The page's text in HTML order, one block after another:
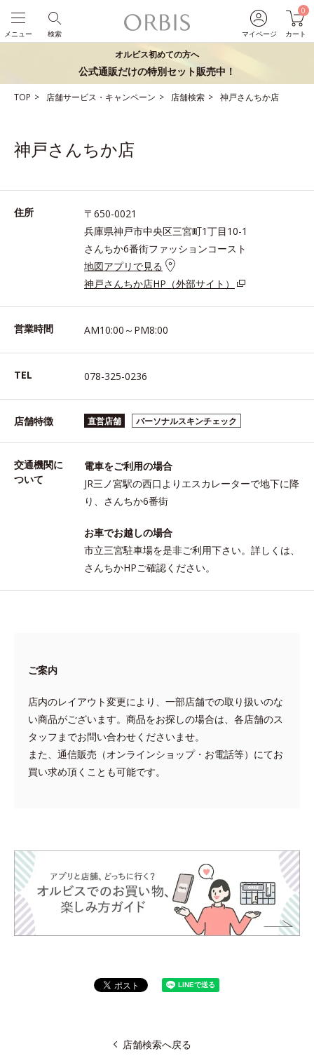
マイページ
0
カート
検索
メニュー
オルビス初めての方へ
公式通販だけの特別セット販売中！
TOP 店舗サービス・キャンペーン 店舗検索 神戸さんちか店
神戸さんちか店
住所
〒650-0021
兵庫県神戸市中央区三宮町1丁目10-1
さんちか6番街ファッションコースト
地図アプリで見る
神戸さんちか店HP（外部サイト）
営業時間 AM10:00～PM8:00
TEL 078-325-0236
店舗特徴 直営店舗 パーソナルスキンチェック
交通機関に
ついて
電車をご利用の場合
JR三ノ宮駅の西口よりエスカレーターで地下に降
り、さんちか6番街
お車でお越しの場合
市立三宮駐車場を是非ご利用下さい。詳しくは、
さんちかHPご確認ください。
ご案内
店内のレイアウト変更により、一部店舗での取り扱いのな
い商品がございます。商品をお探しの場合は、各店舗のス
タッフまでお問い合わせくださいませ。
また、通信販売（オンラインショップ・お電話等）にてお
買い求め頂くことも可能です。
店舗検索へ戻る